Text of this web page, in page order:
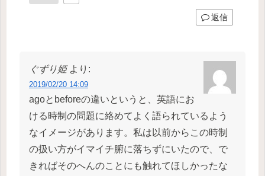
返信
ぐずり姫 より:
2019/02/20 14:09
agoとbeforeの違いというと、英語にお
ける時制の問題に絡めてよく語られているよう
なイメージがあります。私は以前からこの時制
の扱い方がイマイチ腑に落ちずにいたので、で
きればそのへんのことにも触れてほしかったな